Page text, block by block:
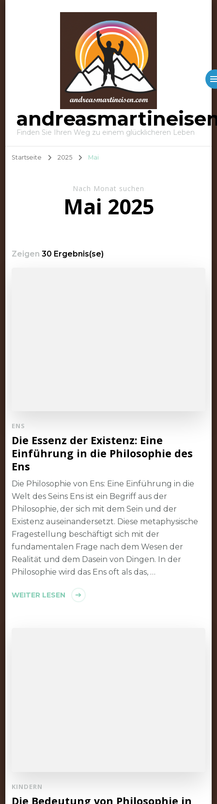
Finden Sie Ihren Weg zu einem glücklicheren Leben
Startseite 2025 Mai
Nach Monat suchen
Mai 2025
Zeigen 30 Ergebnis(se)
ENS
Die Essenz der Existenz: Eine
Einführung in die Philosophie des
Ens
Die Philosophie von Ens: Eine Einführung in die
Welt des Seins Ens ist ein Begriff aus der
Philosophie, der sich mit dem Sein und der
Existenz auseinandersetzt. Diese metaphysische
Fragestellung beschäftigt sich mit der
fundamentalen Frage nach dem Wesen der
Realität und dem Dasein von Dingen. In der
Philosophie wird das Ens oft als das, …
WEITER LESEN
KINDERN
Die Bedeutung von Philosophie in